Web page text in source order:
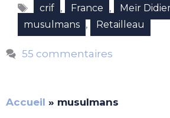
Étiquettes
crif , France , Meïr
musulmans , Retailleau
55 commentaires
Accueil » musulmans